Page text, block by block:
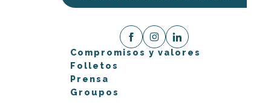
Compromisos y valores
Folletos
Prensa
Groupos